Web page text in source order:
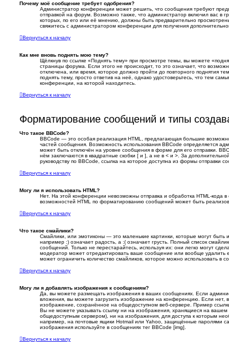
Почему моё сообщение требует одобрения?
Администратор конференции может решить, что сообщения требуют
отправкой на форум. Возможно также, что администратор включил вас в
которых, по его или её мнению, должны быть предварительно
свяжитесь с администратором конференции для получения
Вернуться к началу
Как мне вновь поднять мою тему?
Щёлкнув по ссылке «Поднять тему» при просмотре темы, вы можете
страницы форума. Если этого не происходит, то это означает, что
отключена, или время, которое должно пройти до повторного поднятия
поднять тему, просто ответив на неё, однако удостоверьтесь, что тем
конференции, на которой находитесь.
Вернуться к началу
Форматирование сообщений и типы
Что такое BBCode?
BBCode — это особая реализация HTML, предлагающая большие
частей сообщения. Возможность использования BBCode определяется
может быть отключён на уровне сообщения в форме для его отправки.
нём заключаются в квадратные скобки [ и ], а не в < и >. За
руководству по BBCode, ссылка на которое доступна из формы отправки
Вернуться к началу
Могу ли я использовать HTML?
Нет. На этой конференции невозможны отправка и обработка HTML-кода
возможностей HTML по форматированию сообщений может быть
Вернуться к началу
Что такое смайлики?
Смайлики, или эмотиконы — это маленькие картинки, которые могут быть
например :) означает радость, а :( означает грусть. Полный список
сообщений. Только не перестарайтесь, используя их: они легко могут
модератор может отредактировать ваше сообщение или вообще удалить
может ограничить количество смайликов, которое можно использовать в
Вернуться к началу
Могу ли я добавлять изображения к сообщениям?
Да, вы можете размещать изображения в ваших сообщениях. Если
вложения, вы можете загрузить изображение на конференцию. Если нет,
изображение, сохранённое на общедоступном веб-сервере. Пример
Вы не можете указывать ссылку ни на изображения, хранящиеся на вашем
общедоступным сервером), ни на изображения, для доступа к которым
например, на почтовые ящики Hotmail или Yahoo, защищённые паролями
изображения используйте в сообщениях тег BBCode [img].
Вернуться к началу